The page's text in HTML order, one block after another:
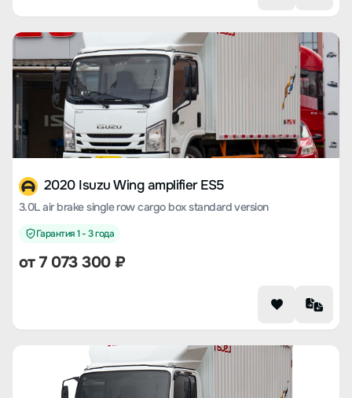
2020 Isuzu Wing amplifier ES5
3.0L air brake single row cargo box standard version
Гарантия 1 - 3 года
от 7 073 300 ₽